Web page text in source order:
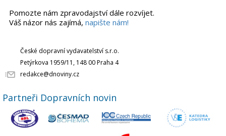
Pomozte nám zpravodajství dále rozvíjet.
Váš názor nás zajímá, napište nám!
České dopravní vydavatelství s.r.o.
Petýrkova 1959/11, 148 00 Praha 4
redakce@dnoviny.cz
Partneři Dopravních novin